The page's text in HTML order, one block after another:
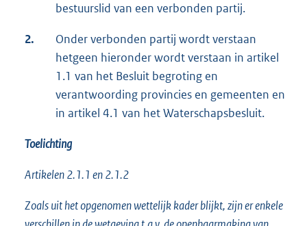
bestuurslid van een verbonden partij.
2.
Onder verbonden partij wordt verstaan
hetgeen hieronder wordt verstaan in artikel
1.1 van het Besluit begroting en
verantwoording provincies en gemeenten en
in artikel 4.1 van het Waterschapsbesluit.
Toelichting
Artikelen 2.1.1 en 2.1.2
Zoals uit het opgenomen wettelijk kader blijkt, zijn er enkele